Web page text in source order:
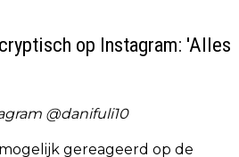
op Instagram: 'Alles
@danifuli10
gereageerd op de